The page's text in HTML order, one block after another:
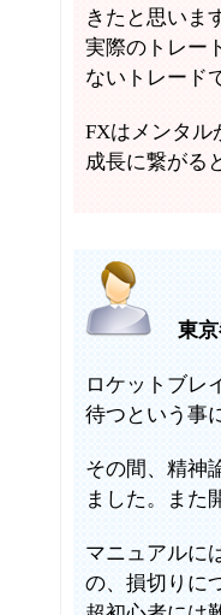
きたと思いま
実際のトレー
ないトレード
FXはメンタル
成長に繋がる
東
ロケットブレ
待つという事
その間、精神
ました。また
マニュアルに
の、損切りに